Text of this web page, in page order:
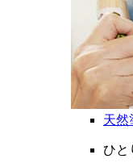
天然
ひと